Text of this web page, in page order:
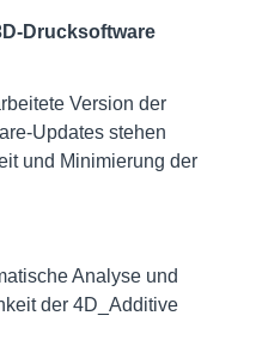
Drucksoftware
Version der
Updates stehen
und Minimierung der
Analyse und
der 4D_Additive